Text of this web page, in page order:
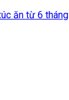
ăn từ 6 tháng